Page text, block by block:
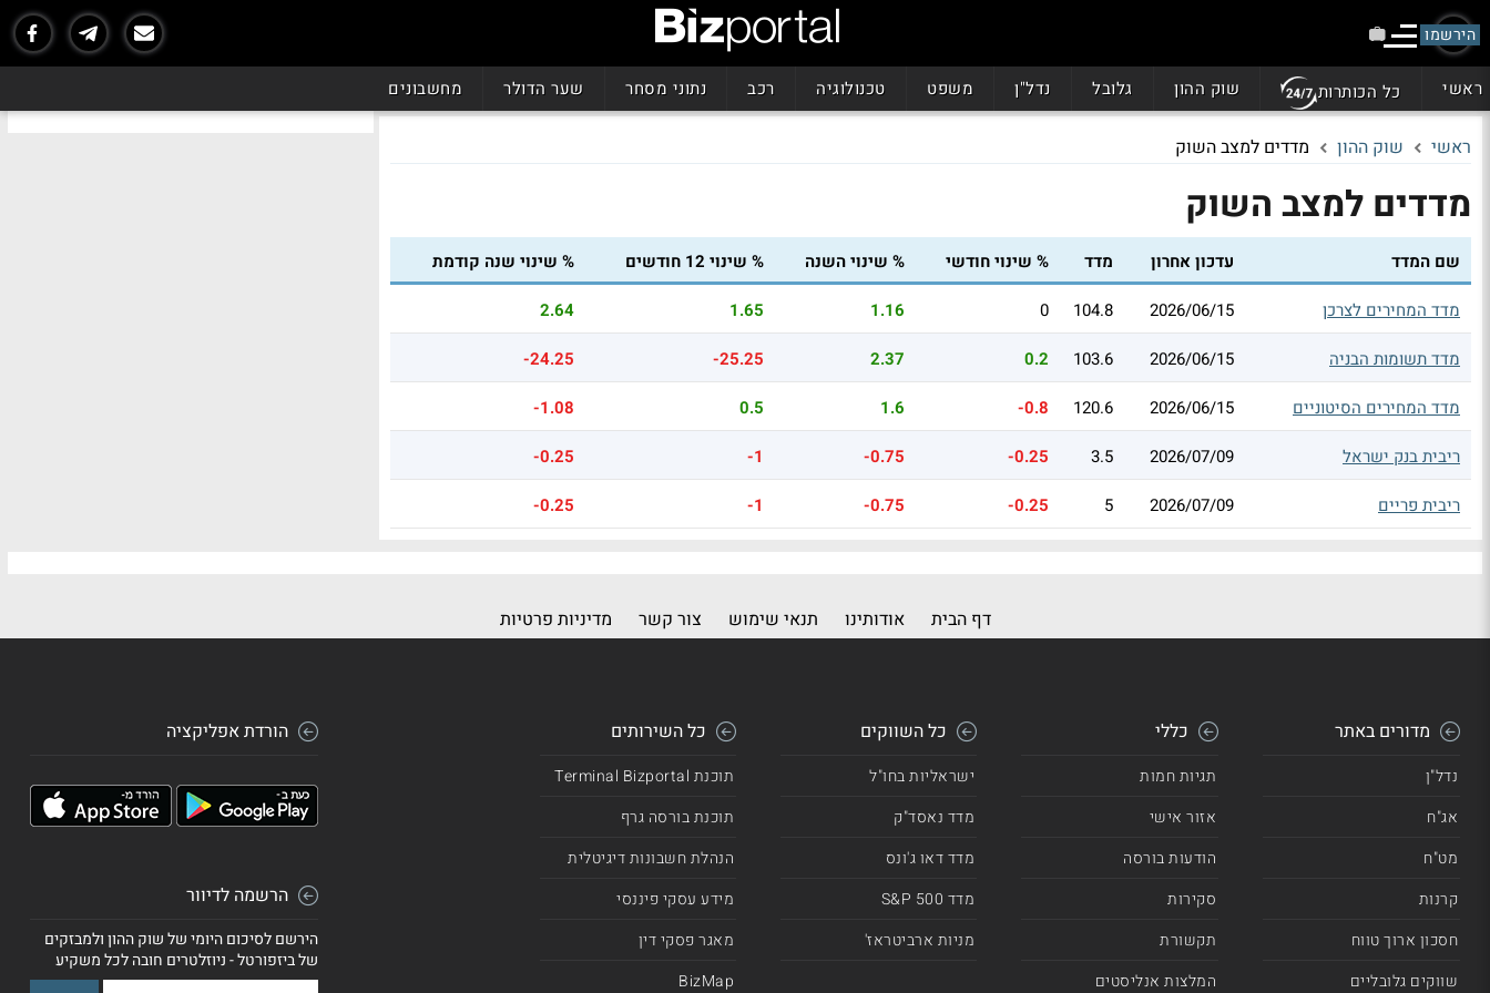
הירשמו
ראשי כל הכותרות שוק ההון גלובל נדל"ן משפט טכנולוגיה רכב נתוני מסחר שער הדולר מחשבונים
ראשי שוק ההון מדדים למצב השוק
מדדים למצב השוק
שם המדד עדכון אחרון מדד % שינוי חודשי % שינוי השנה % שינוי 12 חודשים
% שינוי שנה קודמת
מדד המחירים לצרכן
2026/06/15
104.8
0
1.16
1.65
2.64
מדד תשומות הבניה
2026/06/15
103.6
0.2
2.37
-25.25
-24.25
מדד המחירים הסיטוניים
2026/06/15
120.6
-0.8
1.6
0.5
-1.08
ריבית בנק ישראל
2026/07/09
3.5
-0.25
-0.75
-1
-0.25
ריבית פריים
2026/07/09
5
-0.25
-0.75
-1
-0.25
דף הבית אודותינו תנאי שימוש צור קשר מדיניות פרטיות
מדורים באתר
נדל"ן
אג"ח
מט"ח
קרנות
חסכון ארוך טווח
שווקים גלובליים
כללי
תגיות חמות
אזור אישי
הודעות בורסה
סקירות
תקשורת
המלצות אנליסטים
כל השווקים
ישראליות בחו"ל
מדד נאסד"ק
מדד דאו ג'ונס
מדד 500 S&P
מניות ארביטראז'
כל השירותים
תוכנת Terminal Bizportal
תוכנת בורסה גרף
הנהלת חשבונות דיגיטלית
מידע עסקי פיננסי
מאגר פסקי דין
BizMap
הורדת אפליקציה
הרשמה לדיוור
הירשם לסיכום היומי של שוק ההון ולמבזקים
של ביזפורטל - ניוזלטרים חובה לכל משקיע